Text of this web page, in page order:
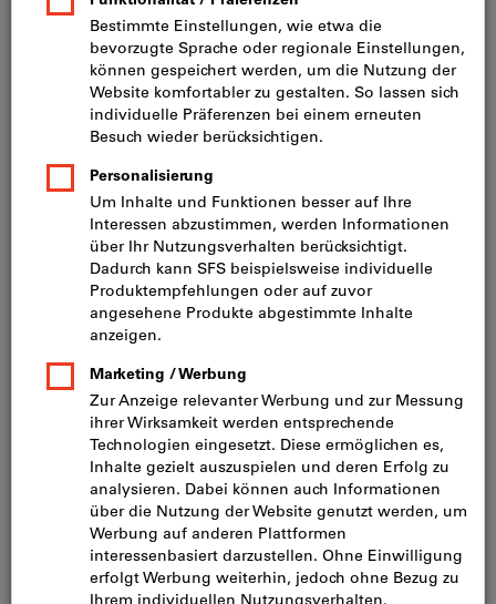
Preis pro 1 Stück
zzgl. MwSt.
zzgl. Versandkosten
Individuelle Preisanzeige für Geschäftskunden nach
72x6x4,5mm rechts für DUSAFIX
72x6x4,5mm links für DUSAFIX
72x4,5x6,6x10mm links für DUSAFIX
Tabelle mit allen Varianten anzeigen